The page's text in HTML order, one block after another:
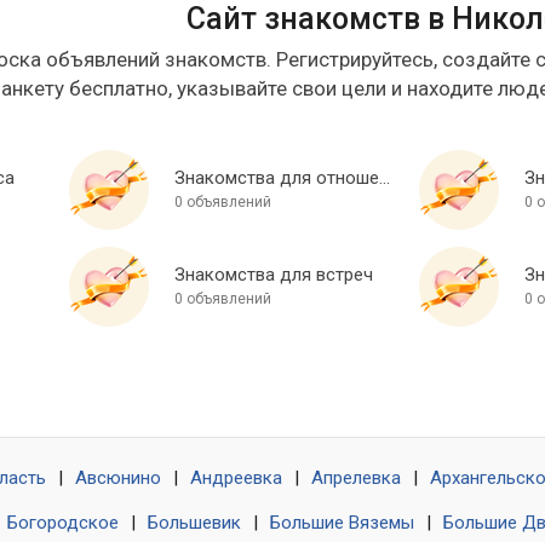
Сайт знакомств в
объявлений знакомств. Регистрируйтесь,
анкету бесплатно, указывайте свои цели и находите
Знакомства для отношений
0 объявлений 0
Знакомства для встреч
0 объявлений 0
Авсюнино Андреевка Апрелевка
Богородское Большевик Большие Вяземы Большие